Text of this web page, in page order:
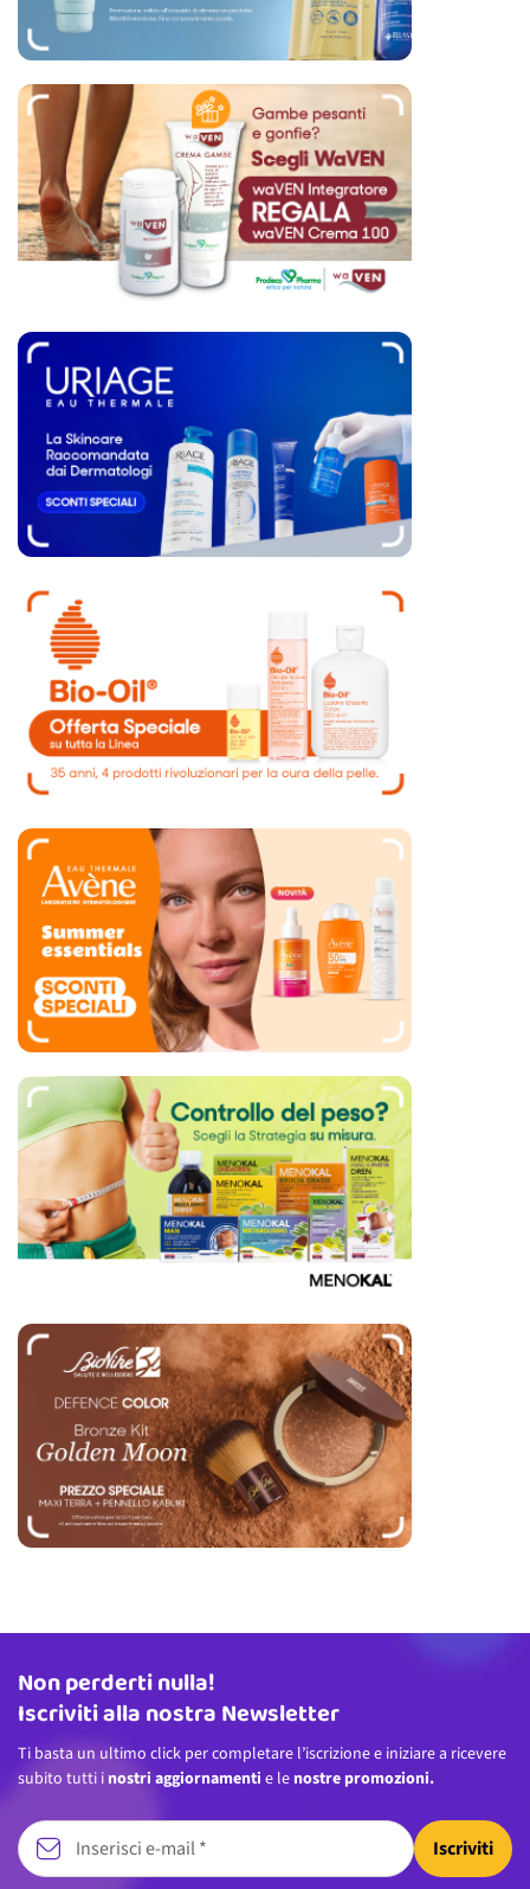
Indirizzo email
Non perderti nulla!
Iscriviti alla nostra Newsletter
Ti basta un ultimo click per completare l’iscrizione e iniziare a ricevere
subito tutti i nostri aggiornamenti e le nostre promozioni.
Iscriviti